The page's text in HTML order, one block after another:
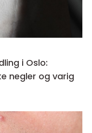
i Oslo:
negler og varig